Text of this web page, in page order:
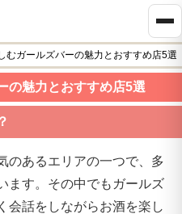
むガールズバーの魅力とおすすめ店5選
の魅力とおすすめ店5選
のあるエリアの一つで、多
ます。その中でもガールズ
会話をしながらお酒を楽し